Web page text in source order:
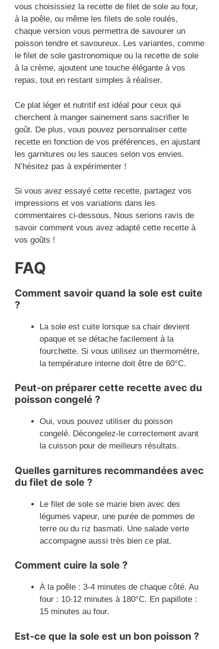
vous choisissiez la recette de filet de sole au four,
à la poêle, ou même les filets de sole roulés,
chaque version vous permettra de savourer un
poisson tendre et savoureux. Les variantes, comme
le filet de sole gastronomique ou la recette de sole
à la crème, ajoutent une touche élégante à vos
repas, tout en restant simples à réaliser.
Ce plat léger et nutritif est idéal pour ceux qui
cherchent à manger sainement sans sacrifier le
goût. De plus, vous pouvez personnaliser cette
recette en fonction de vos préférences, en ajustant
les garnitures ou les sauces selon vos envies.
N’hésitez pas à expérimenter !
Si vous avez essayé cette recette, partagez vos
impressions et vos variations dans les
commentaires ci-dessous. Nous serions ravis de
savoir comment vous avez adapté cette recette à
vos goûts !
FAQ
Comment savoir quand la sole est cuite
?
La sole est cuite lorsque sa chair devient
opaque et se détache facilement à la
fourchette. Si vous utilisez un thermomètre,
la température interne doit être de 60°C.
Peut-on préparer cette recette avec du
poisson congelé ?
Oui, vous pouvez utiliser du poisson
congelé. Décongelez-le correctement avant
la cuisson pour de meilleurs résultats.
Quelles garnitures recommandées avec
du filet de sole ?
Le filet de sole se marie bien avec des
légumes vapeur, une purée de pommes de
terre ou du riz basmati. Une salade verte
accompagne aussi très bien ce plat.
Comment cuire la sole ?
À la poêle : 3-4 minutes de chaque côté. Au
four : 10-12 minutes à 180°C. En papillote :
15 minutes au four.
Est-ce que la sole est un bon poisson ?